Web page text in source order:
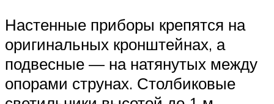
Настенные приборы крепятся на
оригинальных кронштейнах, а
подвесные — на натянутых между
опорами струнах. Столбиковые